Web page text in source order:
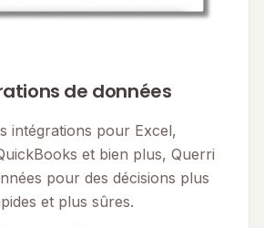
de données
intégrations pour Excel,
et bien plus, Querri
pour des décisions plus
et plus sûres.